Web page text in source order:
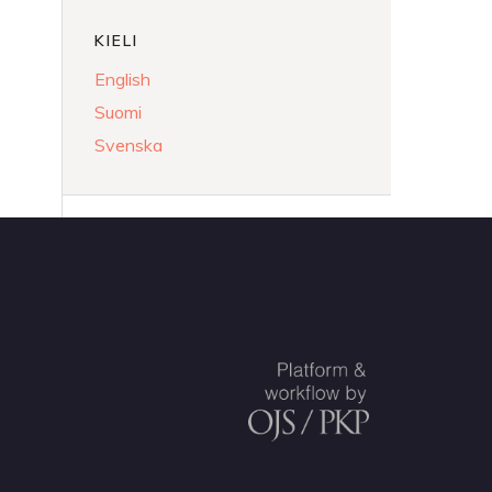
KIELI
English
Suomi
Svenska